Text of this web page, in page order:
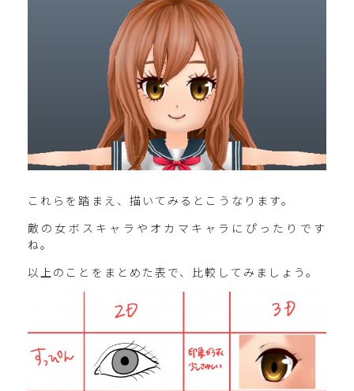
これらを踏まえ、描いてみるとこうなります。
敵の女ボスキャラやオカマキャラにぴったりです
ね。
以上のことをまとめた表で、比較してみましょう。